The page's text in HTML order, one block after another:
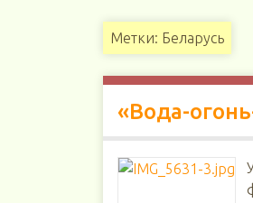
Метки: Беларусь
«Вода-